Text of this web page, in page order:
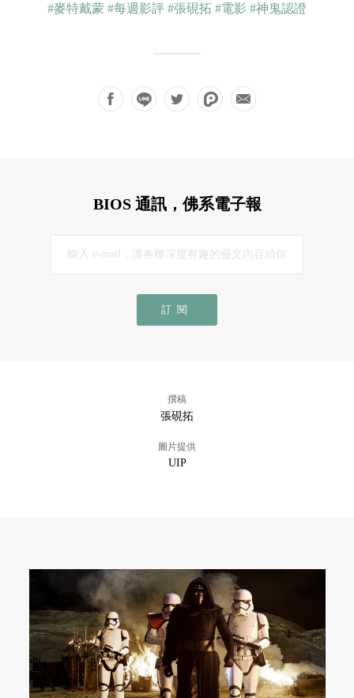
#麥特戴蒙 #每週影評 #張硯拓 #電影 #神鬼認證
BIOS 通訊，佛系電子報
訂閱
撰稿
張硯拓
圖片提供
UIP